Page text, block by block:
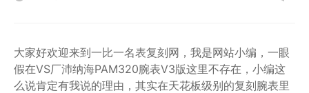
大家好欢迎来到一比一名表复刻网，我是网站小编，一眼
假在VS厂沛纳海PAM320腕表V3版这里不存在，小编这
么说肯定有我说的理由，其实在天花板级别的复刻腕表里